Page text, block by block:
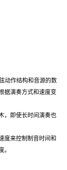
动作结构和音源的数
据演奏方式和速度变
，即使长时间演奏也
度来控制制音时间和